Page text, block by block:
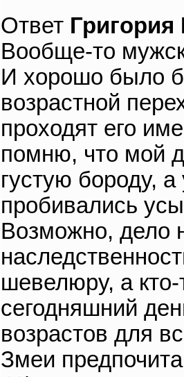
Ответ
Вообще-то
И хорошо было
возрастной
проходят его
помню, что мой
густую бороду,
пробивались
Возможно, дело
шевелюру, а
сегодняшний
возрастов для
Змеи